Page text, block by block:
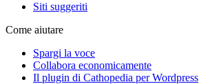
Siti suggeriti
Come aiutare
Spargi la voce
Collabora economicamente
Il plugin di Cathopedia per Wordpress